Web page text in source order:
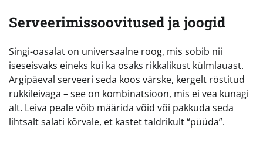
Serveerimissoovitused ja joogid
Singi-oasalat on universaalne roog, mis sobib nii
iseseisvaks eineks kui ka osaks rikkalikust külmlauast.
Argipäeval serveeri seda koos värske, kergelt röstitud
rukkileivaga – see on kombinatsioon, mis ei vea kunagi
alt. Leiva peale võib määrida võid või pakkuda seda
lihtsalt salati kõrvale, et kastet taldrikult “püüda”.